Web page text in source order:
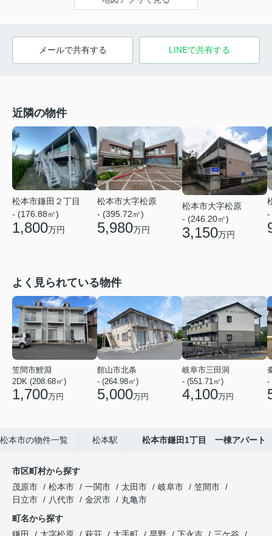
メールで共有する LINEで共有する
近隣の物件
松本市鎌田２丁目
- (176.88㎡)
1,800万円
松本市大字松原
- (395.72㎡)
5,980万円
松本市大字松原
- (246.20㎡)
3,150万円
-
よく見られている物件
笠間市鯉淵
2DK (208.68㎡)
1,700万円
館山市北条
- (264.98㎡)
5,000万円
岐阜市三田洞
- (551.71㎡)
4,100万円
-
松本市の物件一覧 松本駅 松本市鎌田1丁目 一棟アパート
市区町村から探す
茂原市
松本市 一関市 太田市 岐阜市
笠間市
日立市
八代市 金沢市
丸亀市
町名から探す